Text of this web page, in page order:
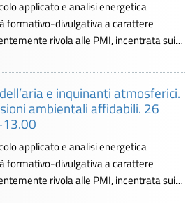
applicato e analisi energetica
formativo-divulgativa a carattere
rivola alle PMI, incentrata sui…
e inquinanti atmosferici.
ambientali affidabili. 26
applicato e analisi energetica
formativo-divulgativa a carattere
rivola alle PMI, incentrata sui…